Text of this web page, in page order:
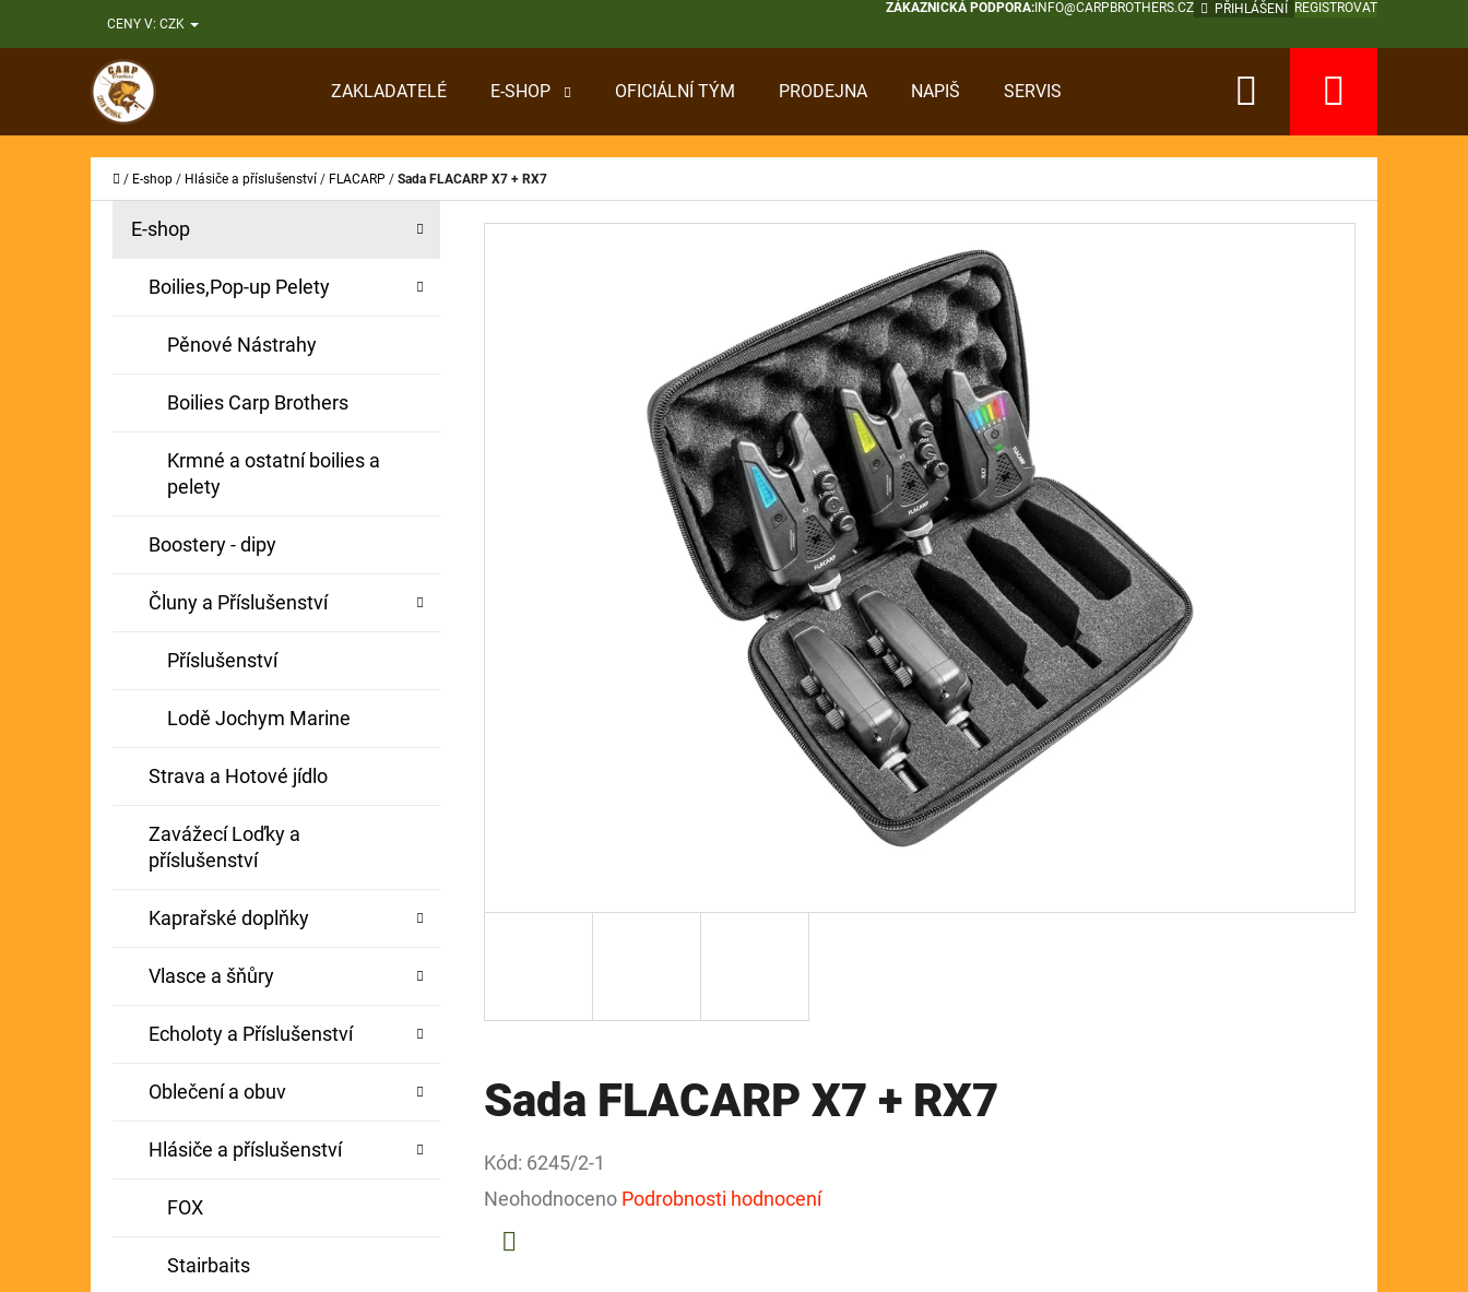
na
CENY V: CZK
ZÁKAZNICKÁ PODPORA:INFO@CARPBROTHERS.CZ PŘIHLÁŠENÍ REGISTROVAT
ZAKLADATELÉ E-SHOP OFICIÁLNÍ TÝM PRODEJNA NAPIŠ SERVIS Hledat
Domů
/ E-shop / Hlásiče a příslušenství / FLACARP / Sada FLACARP X7 + RX7
Přeskočit
E-shop
Boilies,Pop-up Pelety
Pěnové Nástrahy
Boilies Carp Brothers
Krmné a ostatní boilies a
pelety
Boostery - dipy
Čluny a Příslušenství
Příslušenství
Lodě Jochym Marine
Strava a Hotové jídlo
Zavážecí Loďky a
příslušenství
Kaprařské doplňky
Vlasce a šňůry
Echoloty a Příslušenství
Oblečení a obuv
Hlásiče a příslušenství
FOX
Stairbaits
Sada FLACARP X7 + RX7
Kód: 6245/2-1
Průměrné
hodnocení
Neohodnoceno Podrobnosti hodnocení
O
Í
Zpět
do
obchodu
Zpět
do
obchodu
CO POTŘEBUJETE NAJÍT?
HLEDAT
DOPORUČUJEME
BOILIE RIG PLUS 25LB
Původně: 79 Kč
OLOVĚNÁ ZÁTĚŽ DELPHIN
CYBERBARBED S OTVOREM
FOX CARP SUB FLOAT
202 Kč
Původně:
225 Kč